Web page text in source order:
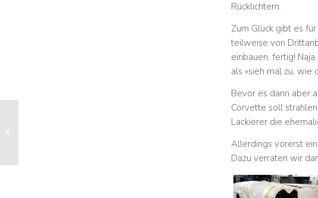
Rücklichtern.
Zum Glück gibt es
teilweise von
einbauen, fertig!
als «sieh mal zu, wie
Bevor es dann aber
Corvette soll
Lackierer die
Allerdings vorerst
Dazu verraten wir